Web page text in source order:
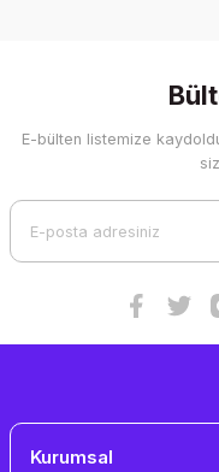
Görüş ve önerileriniz
Ürün resmi kalitesiz,
E-bülten listemize
Kurumsal